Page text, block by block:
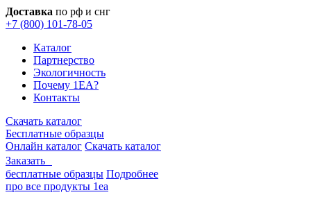
Доставка по рф и снг
+7 (800) 101-78-05
Каталог
Партнерство
Экологичность
Почему 1EA?
Контакты
Скачать каталог
Бесплатные образцы
Онлайн каталог Скачать каталог
Заказать
бесплатные образцы Подробнее
про все продукты 1еа